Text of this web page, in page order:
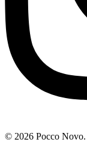
© 2026 Pocco Novo.